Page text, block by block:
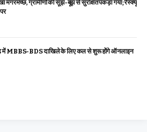
मगरमच्छ, ग्रामीणों की सूझ-बूझ से सुरक्षित पकड़ा गया; रेस्क्यू
में MBBS-BDS दाखिले के लिए कल से शुरू होंगे ऑनलाइन